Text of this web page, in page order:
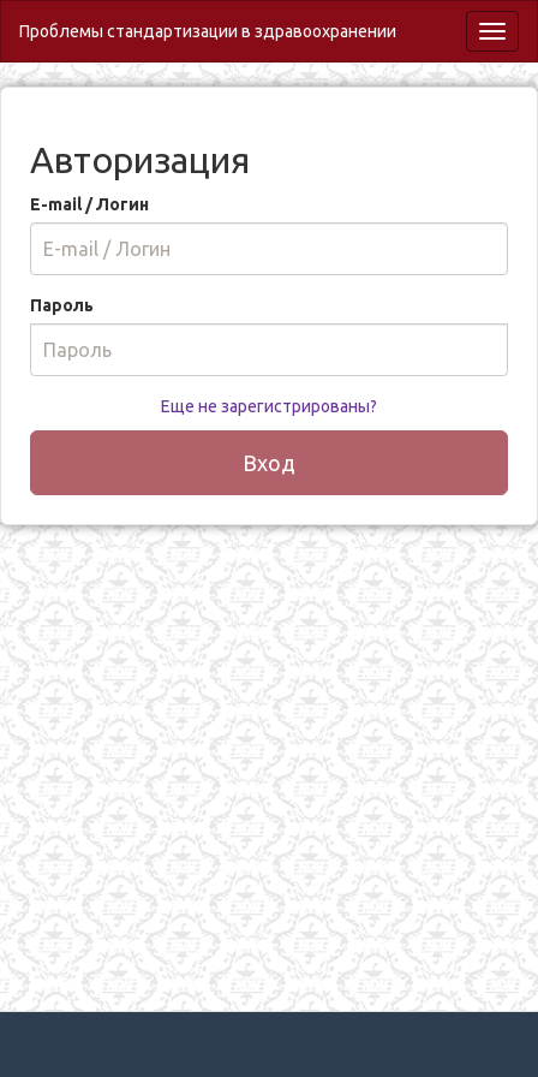
Проблемы стандартизации в здравоохранении
Авторизация
E-mail / Логин
Пароль
Еще не зарегистрированы?
Вход